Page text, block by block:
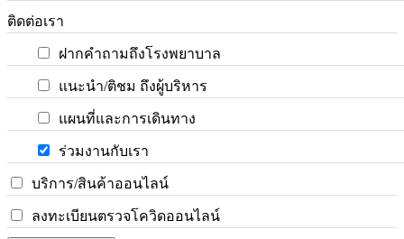
ติดต่อเรา
ฝากคำถามถึงโรงพยาบาล
แนะนำ/ติชม ถึงผู้บริหาร
แผนที่และการเดินทาง
ร่วมงานกับเรา
บริการ/สินค้าออนไลน์
ลงทะเบียนตรวจโควิดออนไลน์